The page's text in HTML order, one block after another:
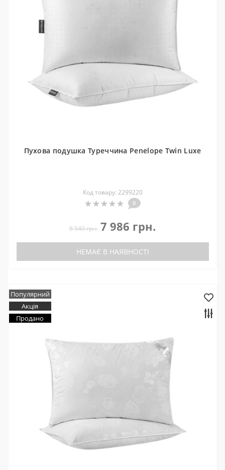
Пухова подушка Туреччина Penelope Twin Luxe
Код товару: 2299220
0
8 540 грн. 7 986 грн.
НЕМАЄ В НАЯВНОСТІ
Популярний
Акція
Продано